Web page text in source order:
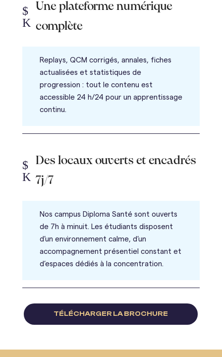
Une plateforme numérique
complète
$
K
Replays, QCM corrigés, annales, fiches
actualisées et statistiques de
progression : tout le contenu est
accessible 24 h/24 pour un apprentissage
continu.
Des locaux ouverts et encadrés
7j/7
$
K
Nos campus Diploma Santé sont ouverts
de 7h à minuit. Les étudiants disposent
d’un environnement calme, d’un
accompagnement présentiel constant et
d’espaces dédiés à la concentration.
TÉLÉCHARGER LA BROCHURE